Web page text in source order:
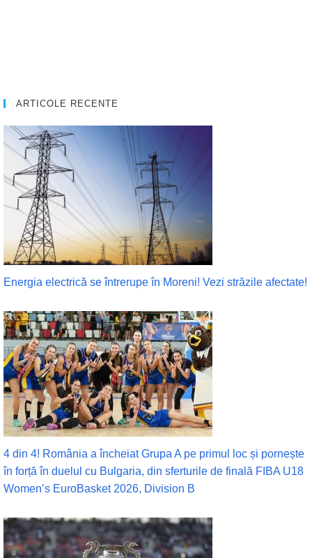
ARTICOLE RECENTE
Energia electrică se întrerupe în Moreni! Vezi străzile afectate!
4 din 4! România a încheiat Grupa A pe primul loc și pornește
în forță în duelul cu Bulgaria, din sferturile de finală FIBA U18
Women’s EuroBasket 2026, Division B